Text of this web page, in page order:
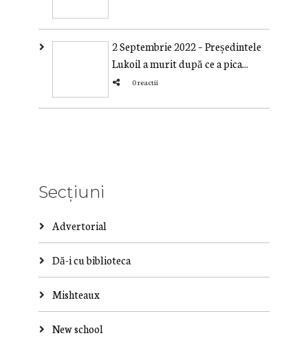
2 Septembrie 2022 – Președintele
Lukoil a murit după ce a pica...
0 reactii
Secțiuni
Advertorial
Dă-i cu biblioteca
Mishteaux
New school